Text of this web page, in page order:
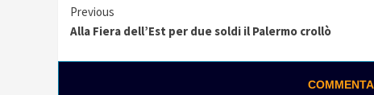
Continue
Previous
Alla Fiera dell’Est per due soldi il Palermo crollò